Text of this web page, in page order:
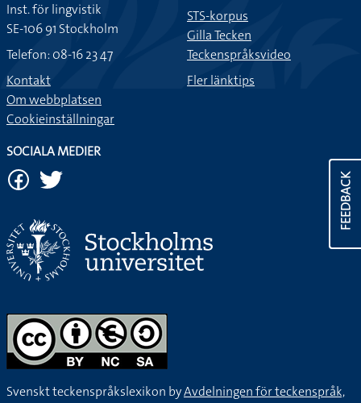
FEEDBACK
Inst. för lingvistik
SE-106 91 Stockholm
Telefon: 08-16 23 47
Kontakt
Om webbplatsen
Cookieinställningar
STS-korpus
Gilla Tecken
Teckenspråksvideo
Fler länktips
SOCIALA MEDIER
Svenskt teckenspråkslexikon byAvdelningen för teckenspråk,